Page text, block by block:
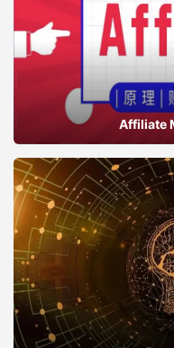
Affiliate